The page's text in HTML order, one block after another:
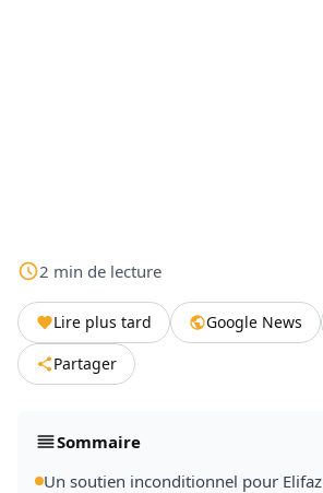
2 min de lecture
Lire plus tard Google News
Partager
Sommaire
Un soutien inconditionnel pour Elifaz